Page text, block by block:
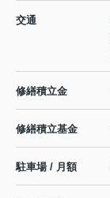
交通
修繕積立金
修繕積立基金
駐車場 / 月額